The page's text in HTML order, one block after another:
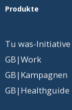
Produkte
Tu was-Initiative
GB|Work
GB|Kampagnen
GB|Healthguide